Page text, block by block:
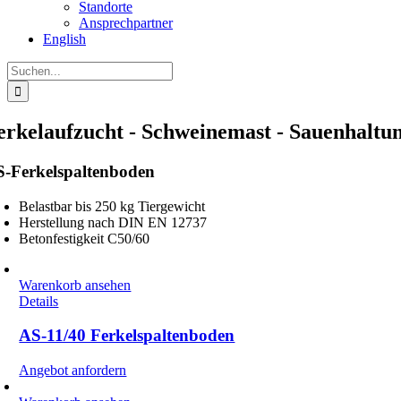
Standorte
Ansprechpartner
English
Suche
nach:
- Schweinemast -
Ferkelspaltenboden
Belastbar bis 250 kg Tiergewicht
Herstellung nach DIN EN 12737
Betonfestigkeit C50/60
Warenkorb ansehen
Details
AS-11/40 Ferkelspaltenboden
Angebot anfordern